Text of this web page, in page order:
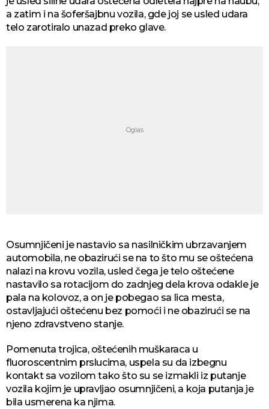
a zatim i na šoferšajbnu vozila, gde joj se usled udara
telo zarotiralo unazad preko glave.
Osumnjičeni je nastavio sa nasilničkim ubrzavanjem
automobila, ne obazirući se na to što mu se oštećena
nalazi na krovu vozila, usled čega je telo oštećene
nastavilo sa rotacijom do zadnjeg dela krova odakle je
pala na kolovoz, a on je pobegao sa lica mesta,
ostavljajući oštećenu bez pomoći i ne obazirući se na
njeno zdravstveno stanje.
Pomenuta trojica, oštećenih muškaraca u
fluoroscentnim prslucima, uspela su da izbegnu
kontakt sa vozilom tako što su se izmakli iz putanje
vozila kojim je upravljao osumnjičeni, a koja putanja je
bila usmerena ka njima.